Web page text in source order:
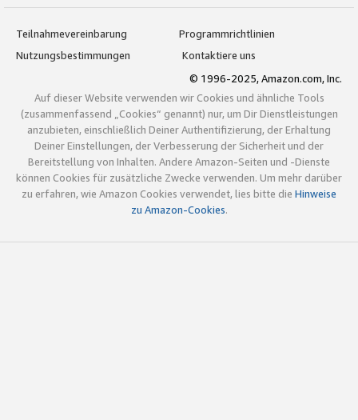
Teilnahmevereinbarung
Programmrichtlinien
Nutzungsbestimmungen
Kontaktiere uns
© 1996-2025, Amazon.com, Inc.
Auf dieser Website verwenden wir Cookies und ähnliche Tools
(zusammenfassend „Cookies“ genannt) nur, um Dir Dienstleistungen
anzubieten, einschließlich Deiner Authentifizierung, der Erhaltung
Deiner Einstellungen, der Verbesserung der Sicherheit und der
Bereitstellung von Inhalten. Andere Amazon-Seiten und -Dienste
können Cookies für zusätzliche Zwecke verwenden. Um mehr darüber
zu erfahren, wie Amazon Cookies verwendet, lies bitte die Hinweise
zu Amazon-Cookies.